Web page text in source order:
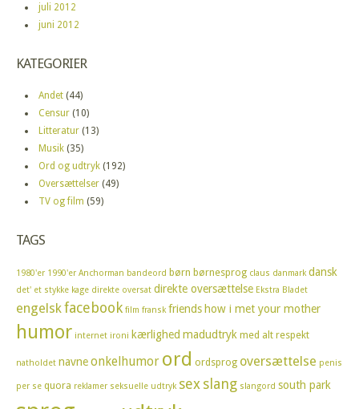
juli 2012
juni 2012
KATEGORIER
Andet (44)
Censur (10)
Litteratur (13)
Musik (35)
Ord og udtryk (192)
Oversættelser (49)
TV og film (59)
TAGS
1980'er 1990'er Anchorman bandeord børn børnesprog claus danmark dansk
det' et stykke kage direkte oversat direkte oversættelse Ekstra Bladet
engelskfacebook film fransk friends how i met your mother
humor internet ironi kærlighed madudtryk med alt respekt
natholdet navneonkelhumor ord ordsprog oversættelse penis
per se quora reklamer seksuelle udtryk sexslang slangord south park